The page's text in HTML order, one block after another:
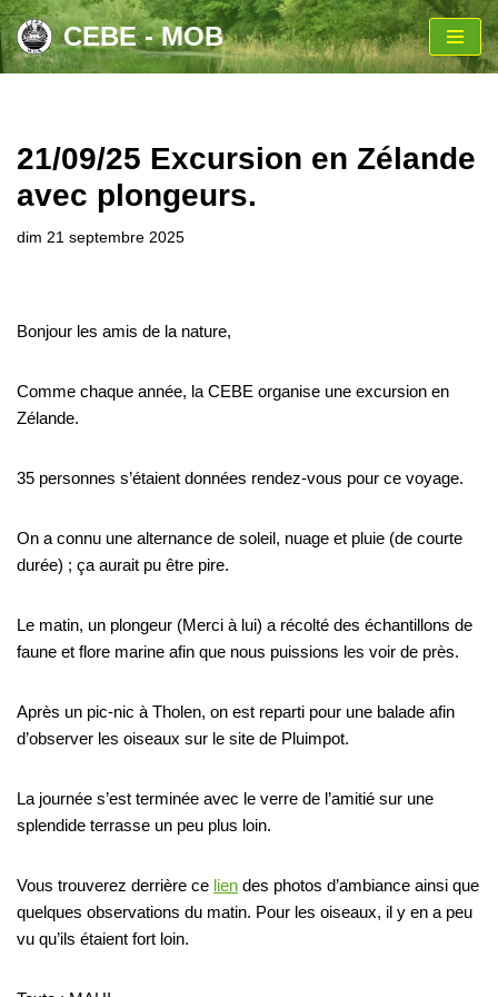
Aller
CEBE - MOB
21/09/25 Excursion en Zélande
avec plongeurs.
dim 21 septembre 2025
Bonjour les amis de la nature,
Comme chaque année, la CEBE organise une excursion en
Zélande.
35 personnes s’étaient données rendez-vous pour ce voyage.
On a connu une alternance de soleil, nuage et pluie (de courte
durée) ; ça aurait pu être pire.
Le matin, un plongeur (Merci à lui) a récolté des échantillons de
faune et flore marine afin que nous puissions les voir de près.
Après un pic-nic à Tholen, on est reparti pour une balade afin
d’observer les oiseaux sur le site de Pluimpot.
La journée s’est terminée avec le verre de l’amitié sur une
splendide terrasse un peu plus loin.
Vous trouverez derrière ce lien des photos d’ambiance ainsi que
quelques observations du matin. Pour les oiseaux, il y en a peu
vu qu’ils étaient fort loin.